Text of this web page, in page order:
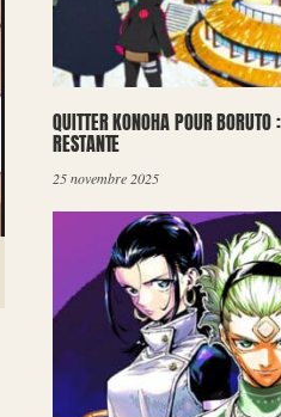
QUITTER KONOHA POUR BORUTO
RESTANTE
25 novembre 2025